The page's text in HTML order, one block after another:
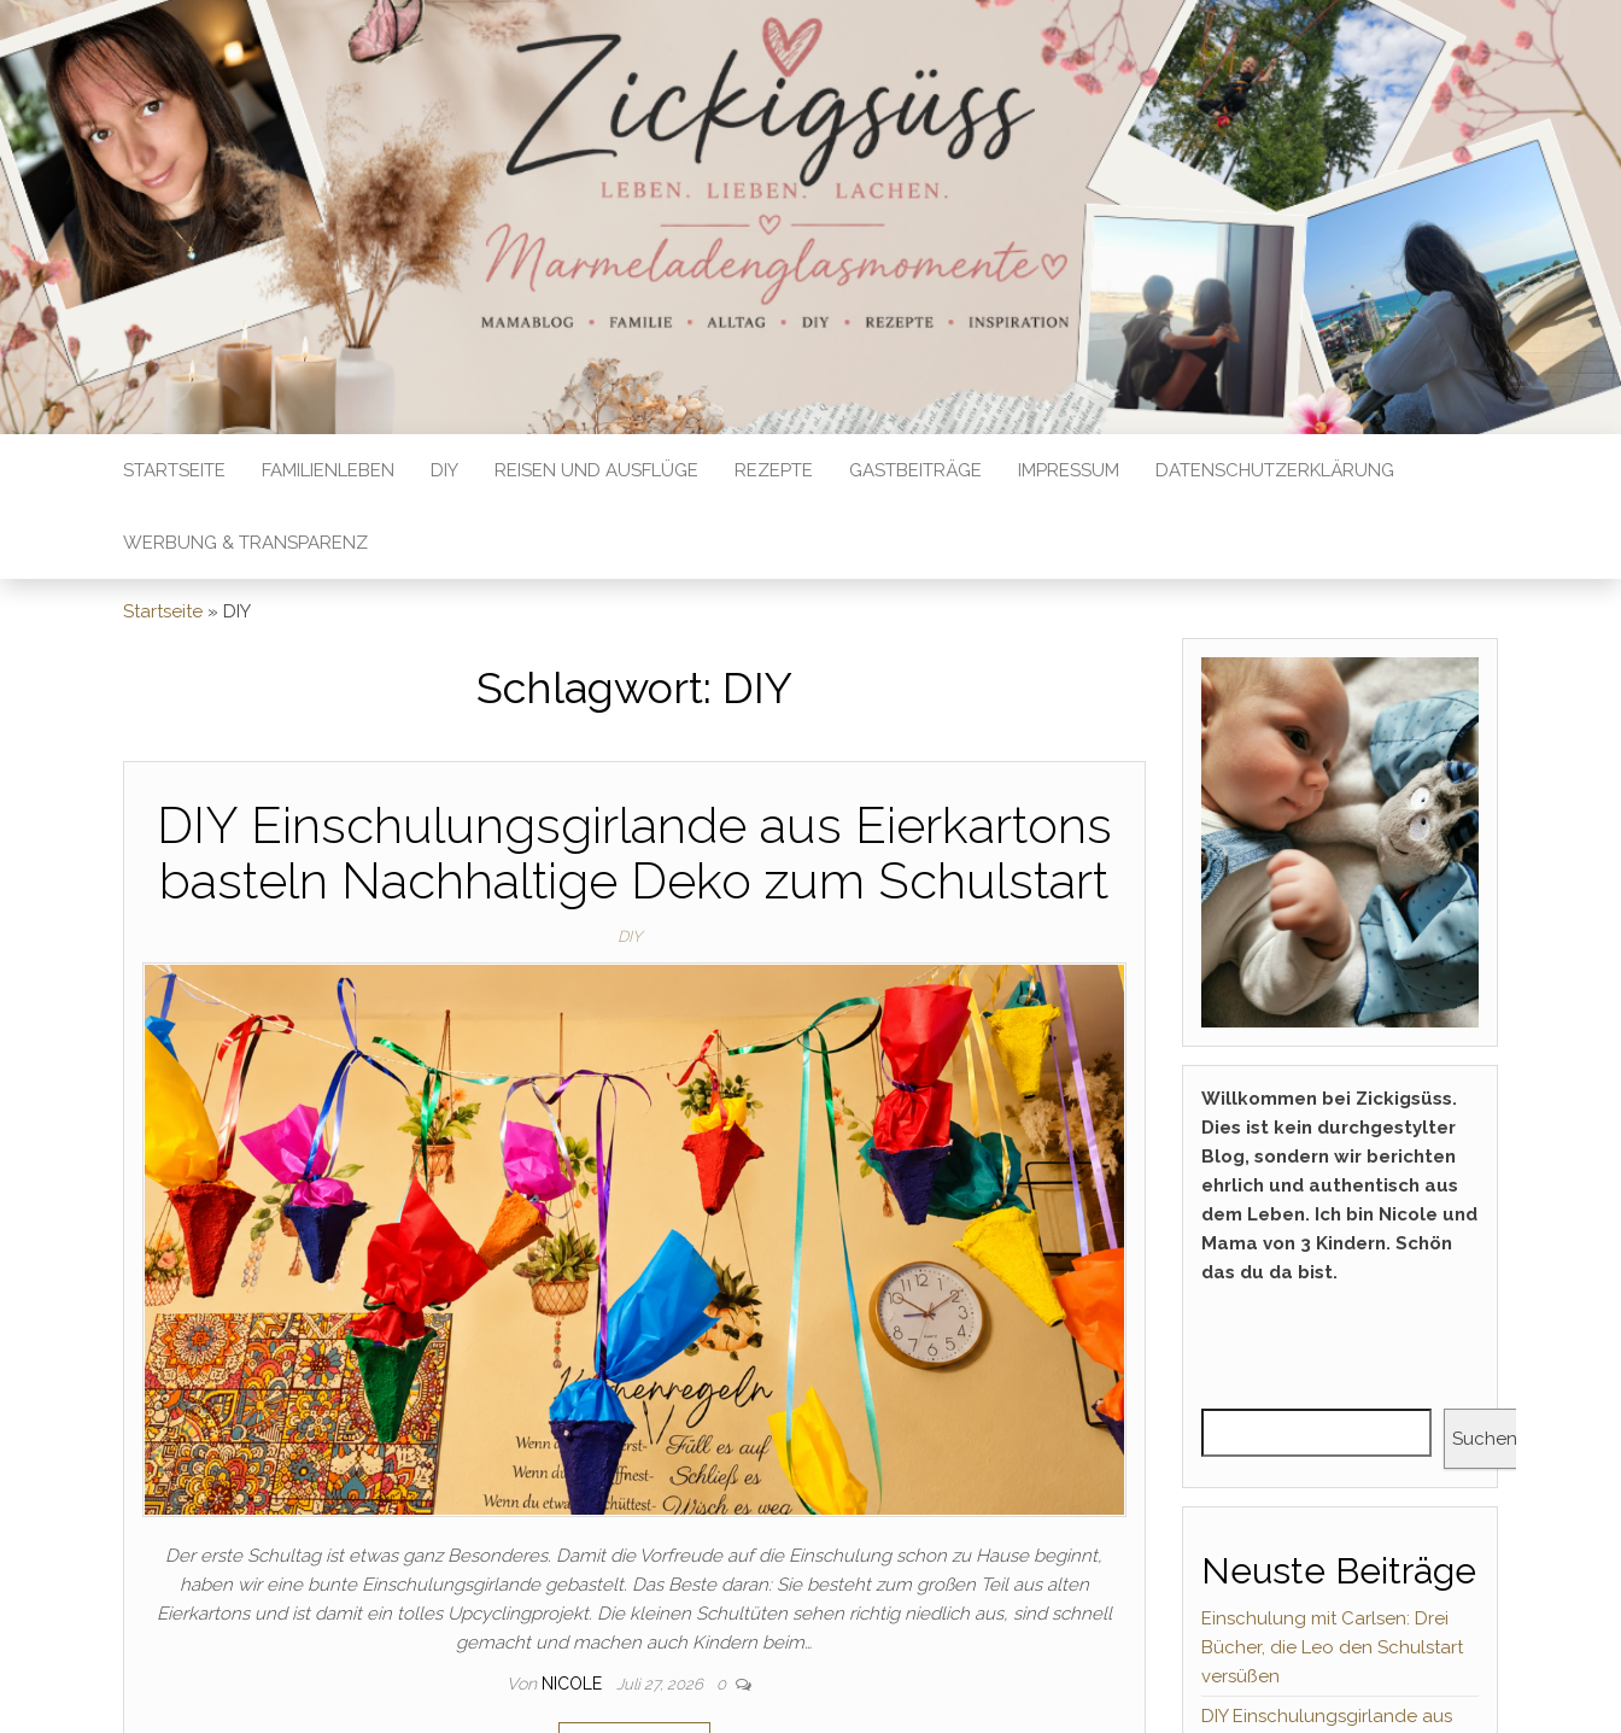
STARTSEITE FAMILIENLEBEN DIY REISEN UND AUSFLÜGE REZEPTE GASTBEITRÄGE IMPRESSUM DATENSCHUTZERKLÄRUNG
WERBUNG & TRANSPARENZ
Startseite » DIY
Schlagwort: DIY
DIY Einschulungsgirlande aus Eierkartons
basteln Nachhaltige Deko zum Schulstart
DIY
Der erste Schultag ist etwas ganz Besonderes. Damit die Vorfreude auf die Einschulung schon zu Hause beginnt,
haben wir eine bunte Einschulungsgirlande gebastelt. Das Beste daran: Sie besteht zum großen Teil aus alten
Eierkartons und ist damit ein tolles Upcyclingprojekt. Die kleinen Schultüten sehen richtig niedlich aus, sind schnell
gemacht und machen auch Kindern beim…
Von NICOLE Juli 27, 2026 0
Willkommen bei Zickigsüss.
Dies ist kein durchgestylter
Blog, sondern wir berichten
ehrlich und authentisch aus
dem Leben. Ich bin Nicole und
Mama von 3 Kindern. Schön
das du da bist.
Suchen
Neuste Beiträge
Einschulung mit Carlsen: Drei
Bücher, die Leo den Schulstart
versüßen
DIY Einschulungsgirlande aus